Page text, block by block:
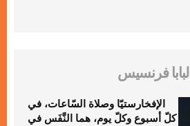
البابا فرنسيس
الإفخارستيّا وصلاة السّاعات، في
كلّ أسبوع وكلّ يوم، هما النَّفَس في